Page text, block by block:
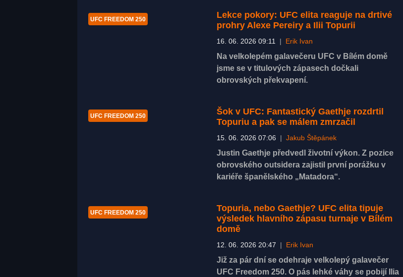
UFC FREEDOM 250
Lekce pokory: UFC elita reaguje na drtivé
prohry Alexe Pereiry a Ilii Topurii
16. 06. 2026 09:11 Erik Ivan
Na velkolepém galavečeru UFC v Bílém domě
jsme se v titulových zápasech dočkali
obrovských překvapení.
UFC FREEDOM 250
Šok v UFC: Fantastický Gaethje rozdrtil
Topuriu a pak se málem zmrzačil
15. 06. 2026 07:06 Jakub Štěpánek
Justin Gaethje předvedl životní výkon. Z pozice
obrovského outsidera zajistil první porážku v
kariéře španělského „Matadora“.
UFC FREEDOM 250
Topuria, nebo Gaethje? UFC elita tipuje
výsledek hlavního zápasu turnaje v Bílém
domě
12. 06. 2026 20:47 Erik Ivan
Již za pár dní se odehraje velkolepý galavečer
UFC Freedom 250. O pás lehké váhy se pobijí Ilia